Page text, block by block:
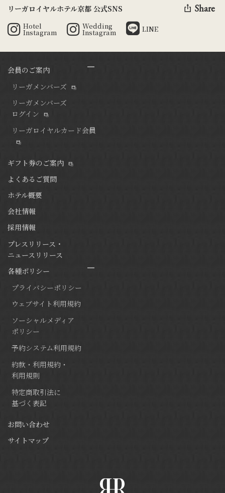
リーガロイヤルホテル京都 公式SNS
Hotel
Instagram
Wedding
Instagram LINE
Share
会員のご案内
リーガメンバーズ
リーガメンバーズ
ログイン
リーガロイヤルカード会員
ギフト券のご案内
よくあるご質問
ホテル概要
会社情報
採用情報
プレスリリース・
ニュースリリース
各種ポリシー
プライバシーポリシー
ウェブサイト利用規約
ソーシャルメディア
ポリシー
予約システム利用規約
約款・利用規約・
利用規則
特定商取引法に
基づく表記
お問い合わせ
サイトマップ